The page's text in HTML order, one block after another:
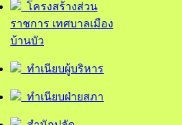
โครงสร้างส่วน
ราชการ เทศบาลเมือง
บ้านบัว
ทำเนียบผู้บริหาร
ทำเนียบฝ่ายสภา